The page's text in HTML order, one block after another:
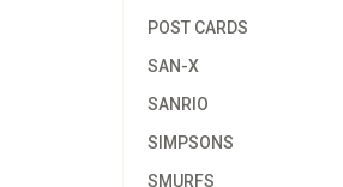
POST CARDS
SAN-X
SANRIO
SIMPSONS
SMURFS